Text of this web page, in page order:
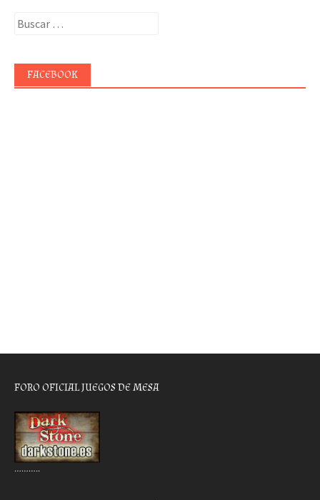
Buscar:
FACEBOOK
FORO OFICIAL JUEGOS DE MESA
………..